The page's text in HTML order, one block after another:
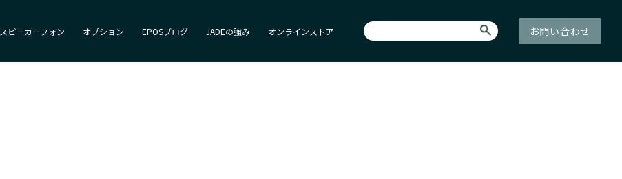
スピーカーフォン オプション EPOSブログ JADEの強み オンラインストア お問い合わせ